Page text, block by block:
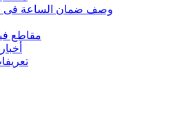
وصف ضمان الساعة فی
مقاطع